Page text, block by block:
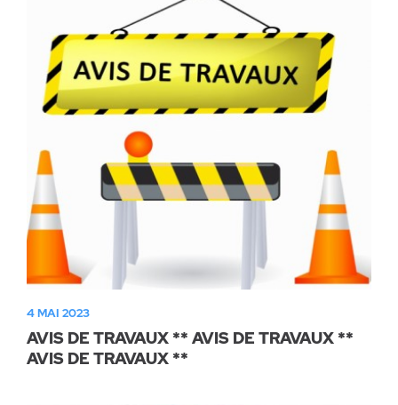
4 MAI 2023
AVIS DE TRAVAUX ** AVIS DE TRAVAUX **
AVIS DE TRAVAUX **